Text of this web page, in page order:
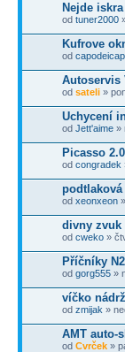
Nejde
od tuner2000
Kufrove
od
Autoservis
od sateli »
Uchycení
od Jett'aime »
Picasso
od congradek
od xeonxeon
divny zvuk
od cweko »
Příčníky
od gorg555 »
víčko
od zmijak »
AMT auto-
od Cvrček »